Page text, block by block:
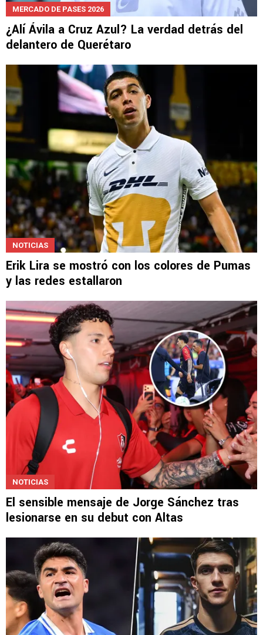
MERCADO DE PASES 2026
¿Alí Ávila a Cruz Azul? La verdad detrás del
delantero de Querétaro
NOTICIAS
Erik Lira se mostró con los colores de Pumas
y las redes estallaron
NOTICIAS
El sensible mensaje de Jorge Sánchez tras
lesionarse en su debut con Altas